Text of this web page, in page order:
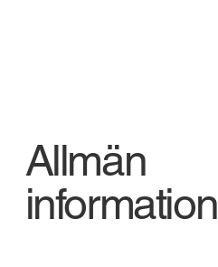
Allmän
information